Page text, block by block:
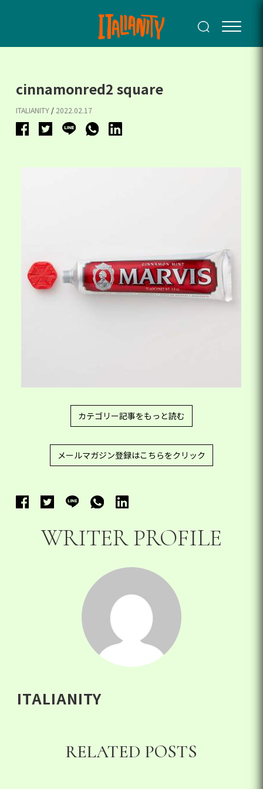
cinnamonred2 square
ITALIANITY / 2022.02.17
カテゴリー記事をもっと読む
メールマガジン登録はこちらをクリック
WRITER PROFILE
ITALIANITY
RELATED POSTS